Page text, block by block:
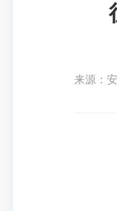
来源：